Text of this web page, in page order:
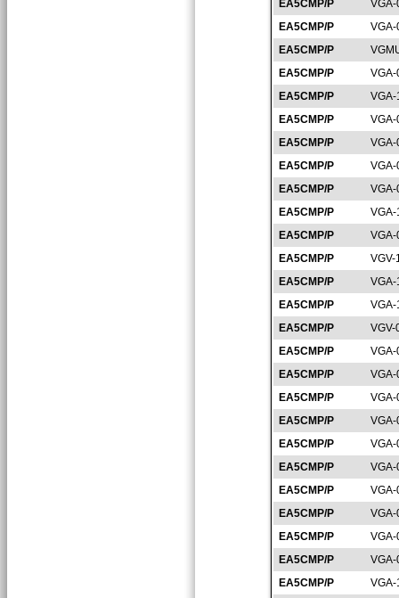
EA5CMP/P
EA5CMP/P
EA5CMP/P
EA5CMP/P
EA5CMP/P
EA5CMP/P
EA5CMP/P
EA5CMP/P
EA5CMP/P
EA5CMP/P
EA5CMP/P
EA5CMP/P
VGV-
EA5CMP/P
EA5CMP/P
VGA-
EA5CMP/P
VGV-
EA5CMP/P
EA5CMP/P
EA5CMP/P
EA5CMP/P
EA5CMP/P
EA5CMP/P
EA5CMP/P
EA5CMP/P
EA5CMP/P
EA5CMP/P
EA5CMP/P